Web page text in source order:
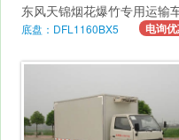
东风天锦烟花爆竹专用运输
底盘：DFL1160BX5 电询